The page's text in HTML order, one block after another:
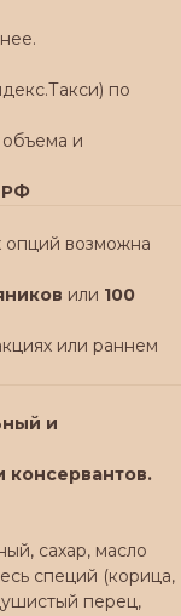
по
объема и
РФ
опций возможна
или 100
или раннем
и
консервантов.
сахар, масло
специй (корица,
перец,